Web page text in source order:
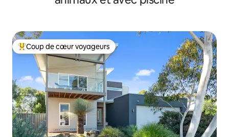
Coups de cœur voyageurs les plus appréciés
Coup de cœur voyageurs